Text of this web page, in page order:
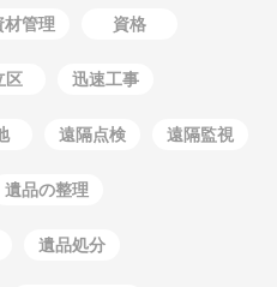
材管理 資格
区 迅速工事
遠隔点検 遠隔監視
遺品の整理
遺品処分